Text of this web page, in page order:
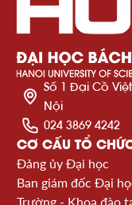
Số 1 Đại Cồ
Nội
024 3869 4242
CƠ CẤU TỔ
Đảng ủy Đại học
Ban giám đốc Đại
Trường - Khoa đào